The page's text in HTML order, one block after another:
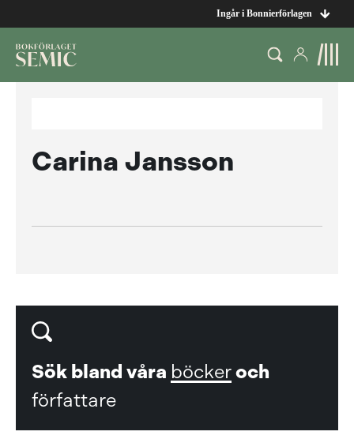
Ingår i Bonnierförlagen
Carina Jansson
Sök bland våra böckeroch
författare